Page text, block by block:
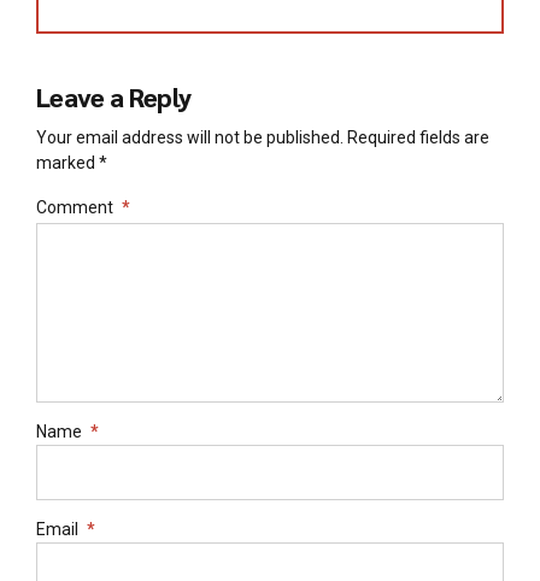
Leave a Reply
Your email address will not be published. Required fields are
marked *
Comment *
Name *
Email *